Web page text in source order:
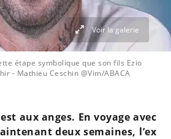
étape symbolique que son fils Ezio
- Mathieu Ceschin @Vim/ABACA
Voir la galerie
aux anges. En voyage avec
deux semaines, l’ex